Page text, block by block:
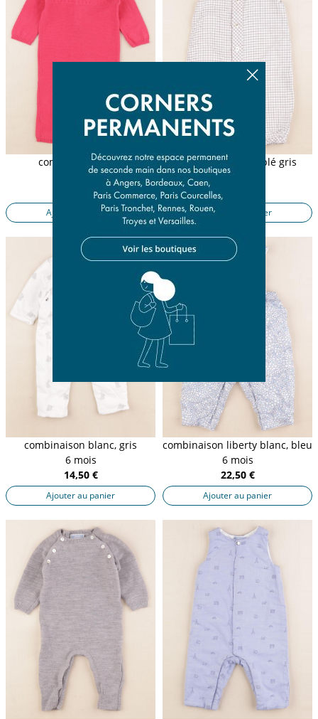
combinaison rose
6 mois
14,50 €
Ajouter au panier
combinaison doublé gris
6 mois
17,90 €
Ajouter au panier
combinaison blanc, gris
6 mois
14,50 €
Ajouter au panier
combinaison liberty blanc, bleu
6 mois
22,50 €
Ajouter au panier